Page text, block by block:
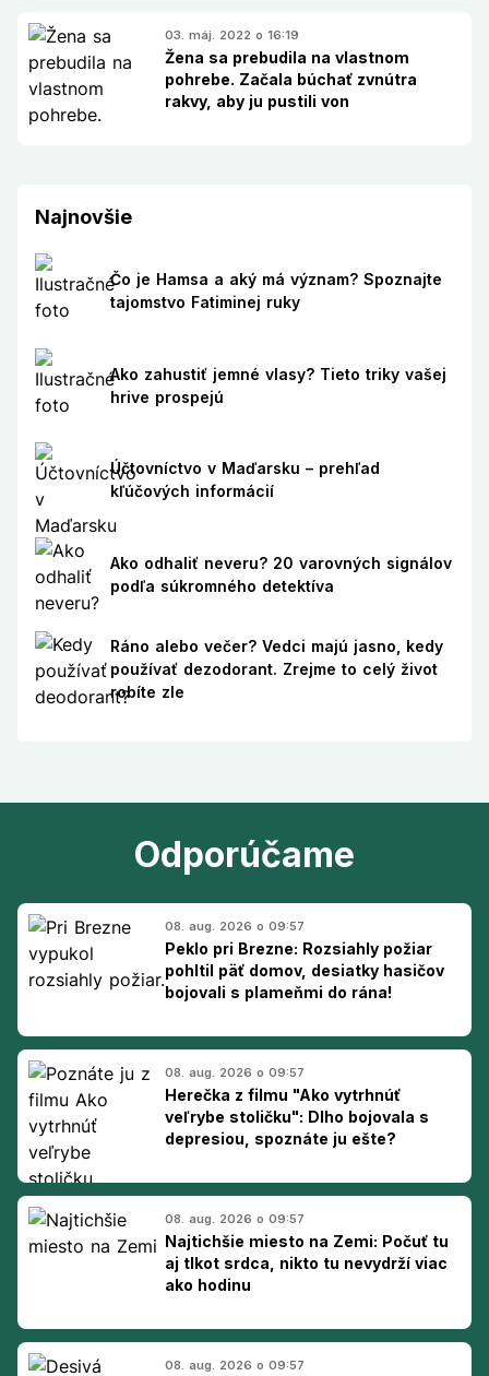
03. máj. 2022 o 16:19
Žena sa prebudila na vlastnom
pohrebe. Začala búchať zvnútra
rakvy, aby ju pustili von
Najnovšie
Čo je Hamsa a aký má význam? Spoznajte
tajomstvo Fatiminej ruky
Ako zahustiť jemné vlasy? Tieto triky vašej
hrive prospejú
Účtovníctvo v Maďarsku – prehľad
kľúčových informácií
Ako odhaliť neveru? 20 varovných signálov
podľa súkromného detektíva
Ráno alebo večer? Vedci majú jasno, kedy
používať dezodorant. Zrejme to celý život
robíte zle
Odporúčame
08. aug. 2026 o 09:57
Peklo pri Brezne: Rozsiahly požiar
pohltil päť domov, desiatky hasičov
bojovali s plameňmi do rána!
08. aug. 2026 o 09:57
Herečka z filmu "Ako vytrhnúť
veľrybe stoličku": Dlho bojovala s
depresiou, spoznáte ju ešte?
08. aug. 2026 o 09:57
Najtichšie miesto na Zemi: Počuť tu
aj tlkot srdca, nikto tu nevydrží viac
ako hodinu
08. aug. 2026 o 09:57